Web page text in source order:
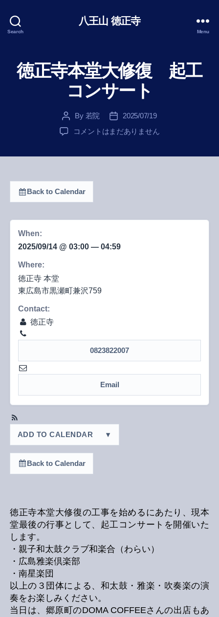
Search
八王山 徳正寺
Menu
徳正寺本堂大修復 起工
コンサート
Post
author
By 若院
Post
date
2025/07/19
徳
修
ン
へ
コメントはまだありません
Back to Calendar
When:
2025/09/14 @ 03:00 — 04:59
Where:
徳正寺 本堂
東広島市黒瀬町兼沢759
Contact:
徳正寺
0823822007
Email
ADD TO CALENDAR ▾
Back to Calendar
徳正寺本堂大修復の工事を始めるにあたり、現本
堂最後の行事として、起工コンサートを開催いた
します。
・親子和太鼓クラブ和楽合（わらい）
・広島雅楽倶楽部
・南星楽団
以上の３団体による、和太鼓・雅楽・吹奏楽の演
奏をお楽しみください。
当日は、郷原町のDOMA COFFEEさんの出店もあ